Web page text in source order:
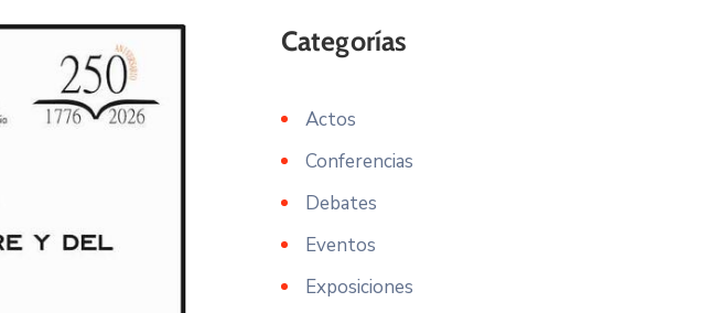
Actos
Conferencias
Debates
Eventos
Exposiciones